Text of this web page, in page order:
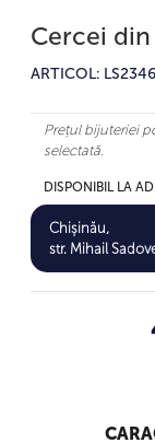
Cercei
ARTICOL:
Prețul bijuteriei
selectată.
DISPONIBIL LA
Chișinău,
str. Mihail